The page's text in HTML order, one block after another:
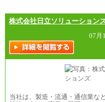
株式会社日立ソリューション
07月
当社は、製造・流通・通信業な